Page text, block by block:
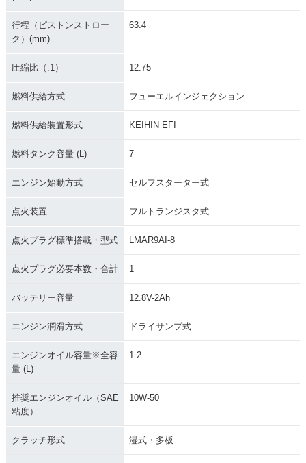
行程（ピストンストロー
ク）(mm)
63.4
圧縮比（:1） 12.75
燃料供給方式 フューエルインジェクション
燃料供給装置形式 KEIHIN EFI
燃料タンク容量 (L) 7
エンジン始動方式 セルフスターター式
点火装置 フルトランジスタ式
点火プラグ標準搭載・型式 LMAR9AI-8
点火プラグ必要本数・合計 1
バッテリー容量 12.8V-2Ah
エンジン潤滑方式 ドライサンプ式
エンジンオイル容量※全容
量 (L)
1.2
推奨エンジンオイル（SAE
粘度）
10W-50
クラッチ形式 湿式・多板